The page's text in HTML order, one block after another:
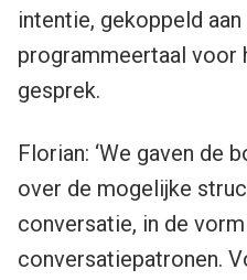
intentie, gekoppeld aan
programmeertaal voor
gesprek.
Florian: ‘We gaven de
over de mogelijke
conversatie, in de vorm
conversatiepatronen.